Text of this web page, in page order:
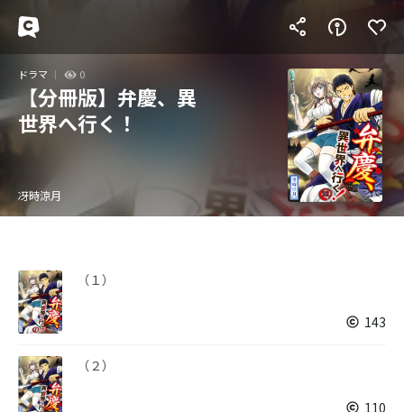
ドラマ 0
【分冊版】弁慶、異
世界へ行く！
冴時涼月
（１）
143
（２）
110